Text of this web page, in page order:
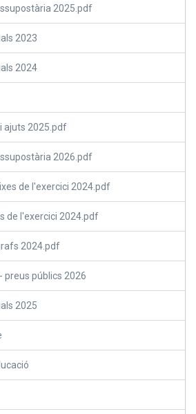
2025.pdf
2023
2024
ajuts 2025.pdf
2026.pdf
de l'exercici 2024.pdf
de l'exercici 2024.pdf
2024.pdf
preus públics 2026
2025